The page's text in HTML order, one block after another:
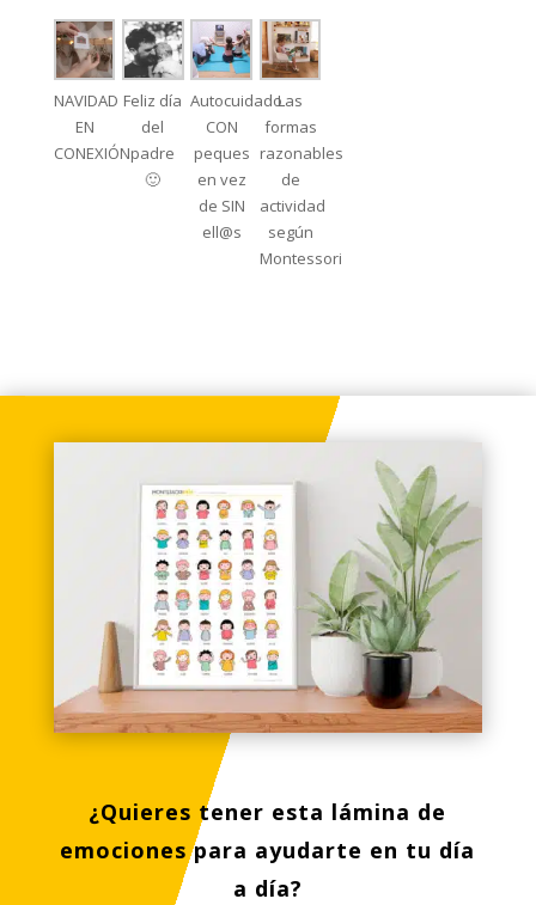
NAVIDAD
EN
CONEXIÓN
Feliz día
del
padre
🙂
Autocuidado
CON
peques
en vez
de SIN
ell@s
Las
formas
razonables
de
actividad
según
Montessori
¿Quieres tener esta lámina de
emociones para ayudarte en tu día
a día?